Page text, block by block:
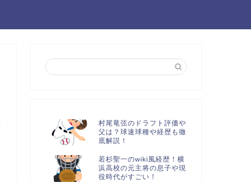
村尾竜弦のドラフト評価や
父は？球速球種や経歴も徹
底解説！
若杉聖一のwiki風経歴！横
浜高校の元主将の息子や現
役時代がすごい！